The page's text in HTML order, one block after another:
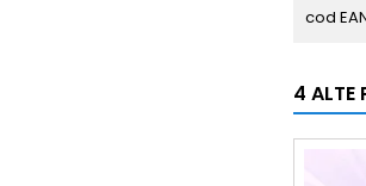
cod
4 ALTE